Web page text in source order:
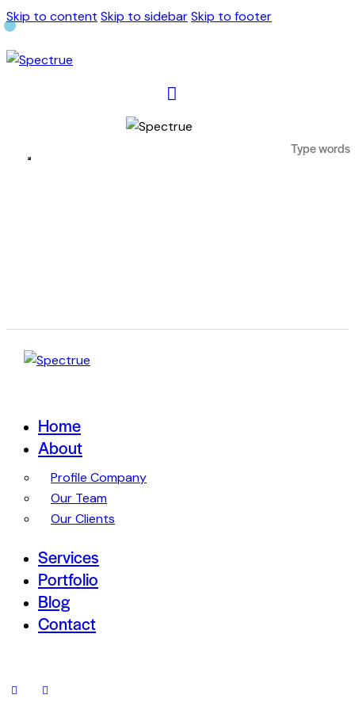
Skip to content Skip to sidebarSkip to footer
Home
About
Profile Company
Our Team
Our Clients
Services
Portfolio
Blog
Contact